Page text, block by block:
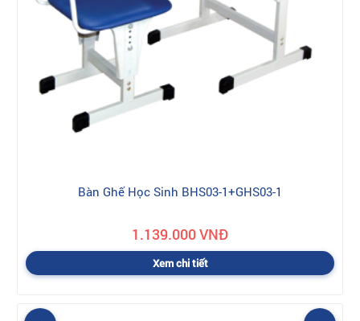
Bàn Ghế Học Sinh BHS03-1+GHS03-1
1.139.000 VNĐ
Xem chi tiết